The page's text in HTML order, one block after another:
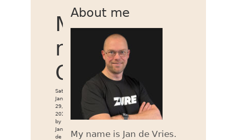
Migratie
naar
Orchard
Sat
Jan
29,
2011
by
Jan
de
About me
My name is Jan de Vries.